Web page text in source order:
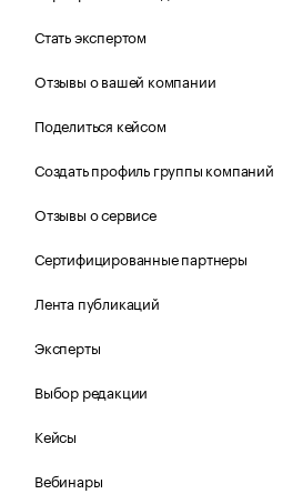
Стать экспертом
Отзывы о вашей компании
Поделиться кейсом
Создать профиль группы компаний
Отзывы о сервисе
Сертифицированные партнеры
Лента публикаций
Эксперты
Выбор редакции
Кейсы
Вебинары